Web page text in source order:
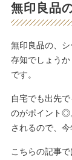
無印良品
無印良品の、
存知でしょう
です。
自宅でも出先
のがポイント◎
されるので、今
こちらの記事